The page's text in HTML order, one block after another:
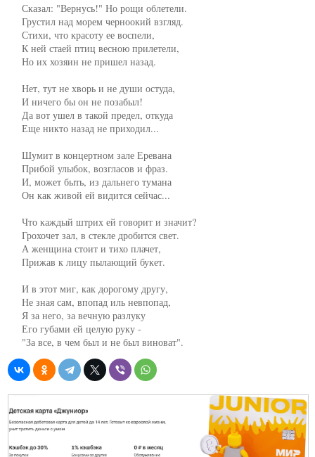
     Сказал: "Вернусь!" Но рощи облетели.
     Грустил над морем черноокий взгляд.
     Стихи, что красоту ее воспели,
     К ней стаей птиц весною прилетели,
     Но их хозяин не пришел назад.
     Нет, тут не хворь и не души остуда,
     И ничего бы он не позабыл!
     Да вот ушел в такой предел, откуда
     Еще никто назад не приходил...
     Шумит в концертном зале Еревана
     Прибой улыбок, возгласов и фраз.
     И, может быть, из дальнего тумана
     Он как живой ей видится сейчас...
     Что каждый штрих ей говорит и значит?
     Грохочет зал, в стекле дробится свет.
     А женщина стоит и тихо плачет,
     Прижав к лицу пылающий букет.
     И в этот миг, как дорогому другу,
     Не зная сам, впопад иль невпопад,
     Я за него, за вечную разлуку
     Его губами ей целую руку -
     "За все, в чем был и не был виноват".